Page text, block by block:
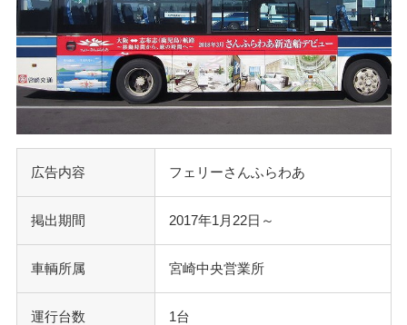
広告内容 フェリーさんふらわあ
掲出期間 2017年1月22日～
車輌所属 宮崎中央営業所
運行台数 1台